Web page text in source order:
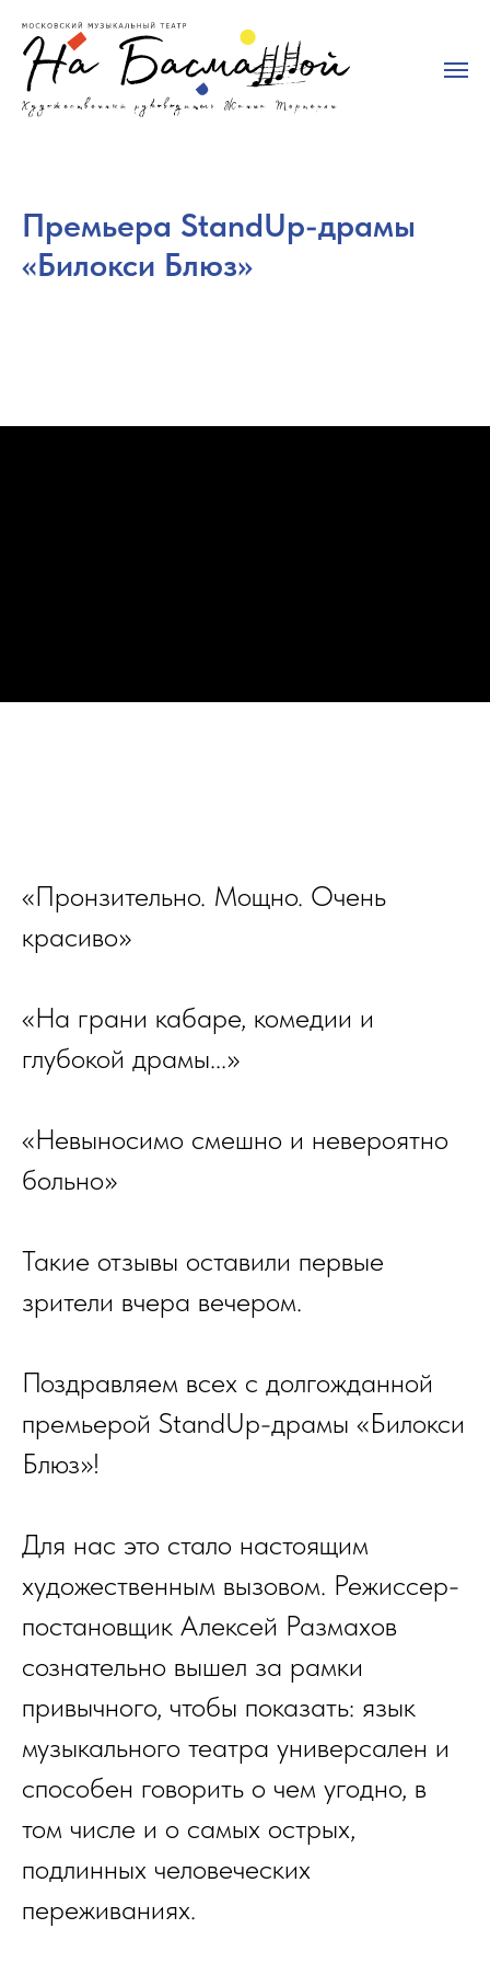
Премьера StandUp-драмы
«Билокси Блюз»
«Пронзительно. Мощно. Очень
красиво»
«На грани кабаре, комедии и
глубокой драмы...»
«Невыносимо смешно и невероятно
больно»
Такие отзывы оставили первые
зрители вчера вечером.
Поздравляем всех с долгожданной
премьерой StandUp-драмы «Билокси
Блюз»!
Для нас это стало настоящим
художественным вызовом. Режиссер-
постановщик Алексей Размахов
сознательно вышел за рамки
привычного, чтобы показать: язык
музыкального театра универсален и
способен говорить о чем угодно, в
том числе и о самых острых,
подлинных человеческих
переживаниях.